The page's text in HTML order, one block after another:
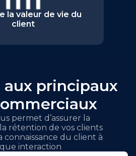
la valeur de vie du
client
aux principaux
permet d’assurer la
rétention de vos clients
connaissance du client à
interaction